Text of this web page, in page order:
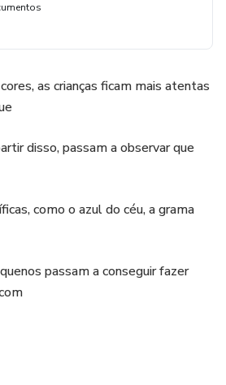
as crianças ficam mais atentas
disso, passam a observar que
como o azul do céu, a grama
passam a conseguir fazer